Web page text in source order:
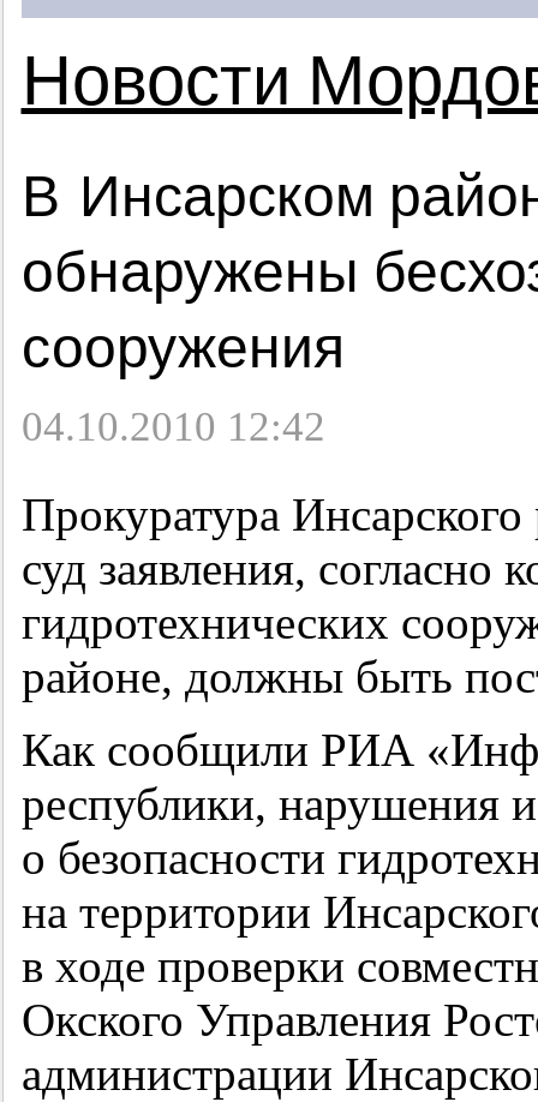
Новости
В Инсарском
обнаружены
сооружения
04.10.2010 12:42
Прокуратура
суд заявления, согласно
гидротехнических
районе, должны быть
Как сообщили РИА
республики, нарушения
о безопасности
на территории
в ходе проверки
Окского Управления
администрации